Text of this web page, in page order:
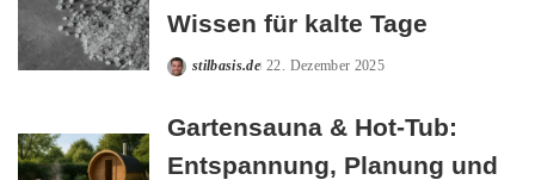
Wissen für kalte Tage
Posted
stilbasis.de 22. Dezember 2025
Gartensauna & Hot-Tub:
Entspannung, Planung und